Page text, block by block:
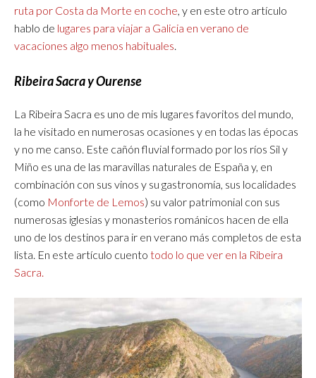
ruta por Costa da Morte en coche, y en este otro artículo
hablo de lugares para viajar a Galicia en verano de
vacaciones algo menos habituales.
Ribeira Sacra y Ourense
La Ribeira Sacra es uno de mis lugares favoritos del mundo,
la he visitado en numerosas ocasiones y en todas las épocas
y no me canso. Este cañón fluvial formado por los ríos Sil y
Miño es una de las maravillas naturales de España y, en
combinación con sus vinos y su gastronomía, sus localidades
(como Monforte de Lemos) su valor patrimonial con sus
numerosas iglesias y monasterios románicos hacen de ella
uno de los destinos para ir en verano más completos de esta
lista. En este artículo cuento todo lo que ver en la Ribeira
Sacra.